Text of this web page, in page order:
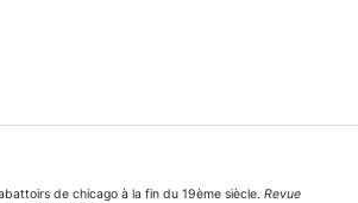
de chicago à la fin du 19ème siècle. Revue